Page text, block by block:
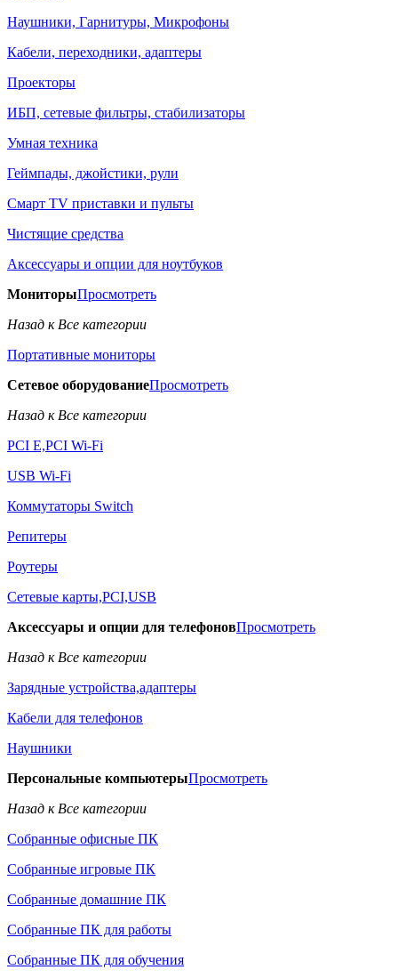
Наушники, Гарнитуры, Микрофоны
Кабели, переходники, адаптеры
Проекторы
ИБП, сетевые фильтры, стабилизаторы
Умная техника
Геймпады, джойстики, рули
Смарт TV приставки и пульты
Чистящие средства
Аксессуары и опции для ноутбуков
МониторыПросмотреть
Назад к Все категории
Портативные мониторы
Сетевое оборудованиеПросмотреть
Назад к Все категории
PCI E,PCI Wi-Fi
USB Wi-Fi
Коммутаторы Switch
Репитеры
Роутеры
Сетевые карты,PCI,USB
Аксессуары и опции для телефоновПросмотреть
Назад к Все категории
Зарядные устройства,адаптеры
Кабели для телефонов
Наушники
Персональные компьютерыПросмотреть
Назад к Все категории
Собранные офисные ПК
Собранные игровые ПК
Собранные домашние ПК
Собранные ПК для работы
Собранные ПК для обучения